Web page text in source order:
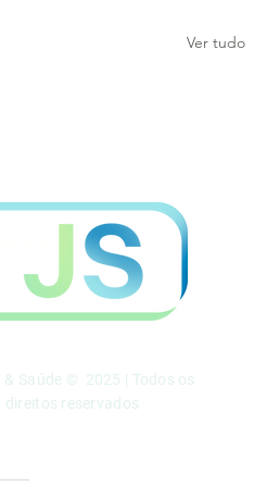
Ver tudo
Saúde © 2025 | Todos os
direitos reservados